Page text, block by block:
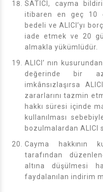
SATICI, cayma
itibaren en geç 10
bedeli ve ALICI’yı
iade etmek ve 20
almakla yükümlüdür.
ALICI’ nın
değerinde bir
imkânsızlaşırsa
zararlarını tazmin
hakkı süresi içinde
kullanılması
bozulmalardan ALICI
Cayma hakkının
tarafından
altına düşülmesi
faydalanılan indirim